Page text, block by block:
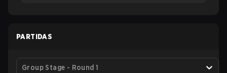
PARTIDAS
Group Stage - Round 1